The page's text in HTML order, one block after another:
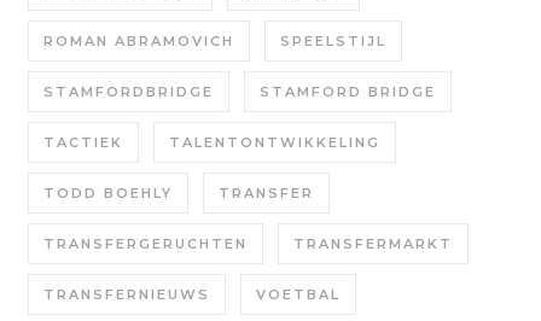
ROMAN ABRAMOVICH SPEELSTIJL
STAMFORDBRIDGE STAMFORD BRIDGE
TACTIEK TALENTONTWIKKELING
TODD BOEHLY TRANSFER
TRANSFERGERUCHTEN TRANSFERMARKT
TRANSFERNIEUWS VOETBAL